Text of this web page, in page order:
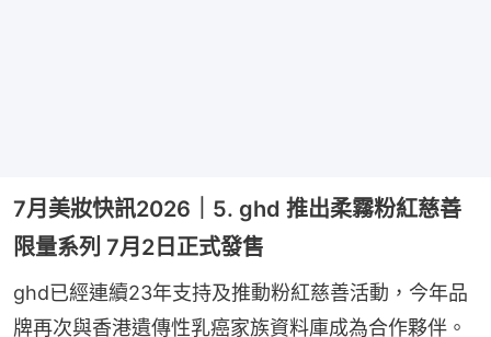
7月美妝快訊2026｜5. ghd 推出柔霧粉紅慈善
限量系列 7月2日正式發售
ghd已經連續23年支持及推動粉紅慈善活動，今年品
牌再次與香港遺傳性乳癌家族資料庫成為合作夥伴。